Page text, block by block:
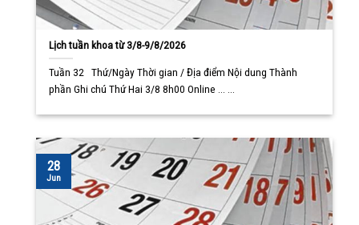
Lịch tuần khoa từ 3/8-9/8/2026
Tuần 32 Thứ/Ngày Thời gian / Địa điểm Nội dung Thành
phần Ghi chú Thứ Hai 3/8 8h00 Online ... ...
28
Jun